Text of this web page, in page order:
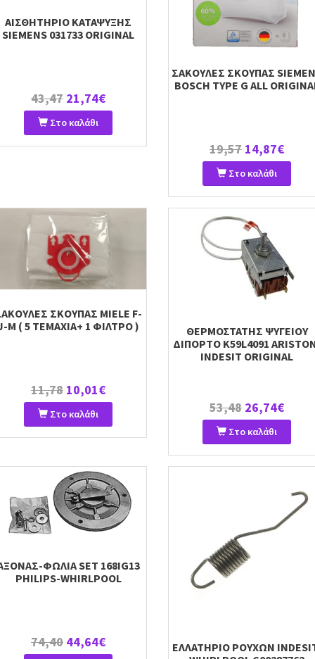
ΑΙΣΘΗΤΗΡΙΟ ΚΑΤΑΨΥΞΗΣ
SIEMENS 031733 ORIGINAL
43,47 21,74€
Στο καλάθι
ΣΑΚΟΥΛΕΣ ΣΚΟΥΠΑΣ
BOSCH TYPE G ALL
19,57 14,87€
Στο καλάθι
ΣΚΟΥΠΑΣ MIELE F-
M ( 5 ΤΕΜΑΧΙΑ+ 1 ΦΙΛΤΡΟ )
11,78 10,01€
Στο καλάθι
ΘΕΡΜΟΣΤΑΤΗΣ ΨΥΓΕΙΟΥ
ΔΙΠΟΡΤΟ K59L4091
INDESIT ORIGINAL
53,48 26,74€
Στο καλάθι
ΦΩΛΙΑ SET 168IG13
PHILIPS-WHIRLPOOL
74,40 44,64€
ΕΛΛΑΤΗΡΙΟ ΡΟΥΧΩΝ